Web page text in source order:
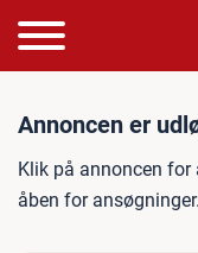
Annoncen er
Klik på annoncen for
åben for ansøgninger.